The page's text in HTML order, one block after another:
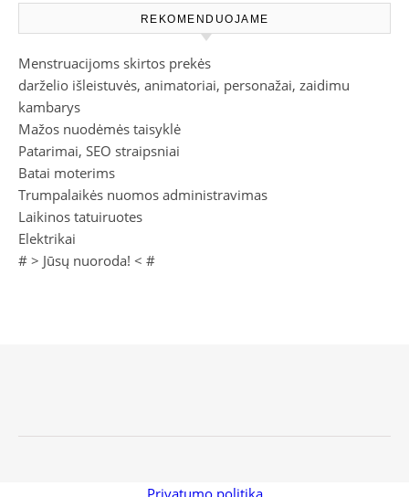
REKOMENDUOJAME
Menstruacijoms skirtos prekės
darželio išleistuvės, animatoriai, personažai, zaidimu
kambarys
Mažos nuodėmės taisyklė
Patarimai, SEO straipsniai
Batai moterims
Trumpalaikės nuomos administravimas
Laikinos tatuiruotes
Elektrikai
# > Jūsų nuoroda! < #